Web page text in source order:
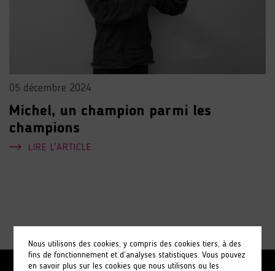
05 décembre 2024
Michel, un champion parmi les
champions
LIRE L'ARTICLE
Nous utilisons des cookies, y compris des cookies tiers, à des
fins de fonctionnement et d’analyses statistiques. Vous pouvez
en savoir plus sur les cookies que nous utilisons ou les